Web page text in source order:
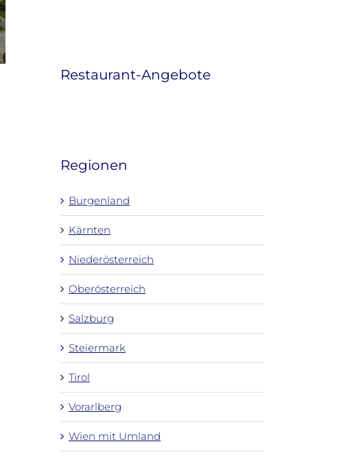
Restaurant-Angebote
Regionen
Burgenland
Kärnten
Niederösterreich
Oberösterreich
Salzburg
Steiermark
Tirol
Vorarlberg
Wien mit Umland